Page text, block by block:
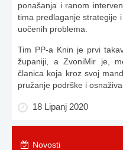
ponašanja i ranom
tima predlaganje strategije
uočenih problema.
Tim PP-a Knin je prvi
županiji, a ZvoniMir je,
članica koja kroz svoj
pružanje podrške i
18 Lipanj 2020
Novosti